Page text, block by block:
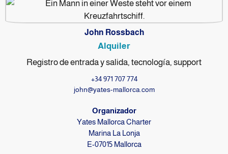
John Rossbach
Alquiler
Registro de entrada y salida, tecnología, support
+34 971 707 774
john@yates-mallorca.com
Organizador
Yates Mallorca Charter
Marina La Lonja
E-07015 Mallorca